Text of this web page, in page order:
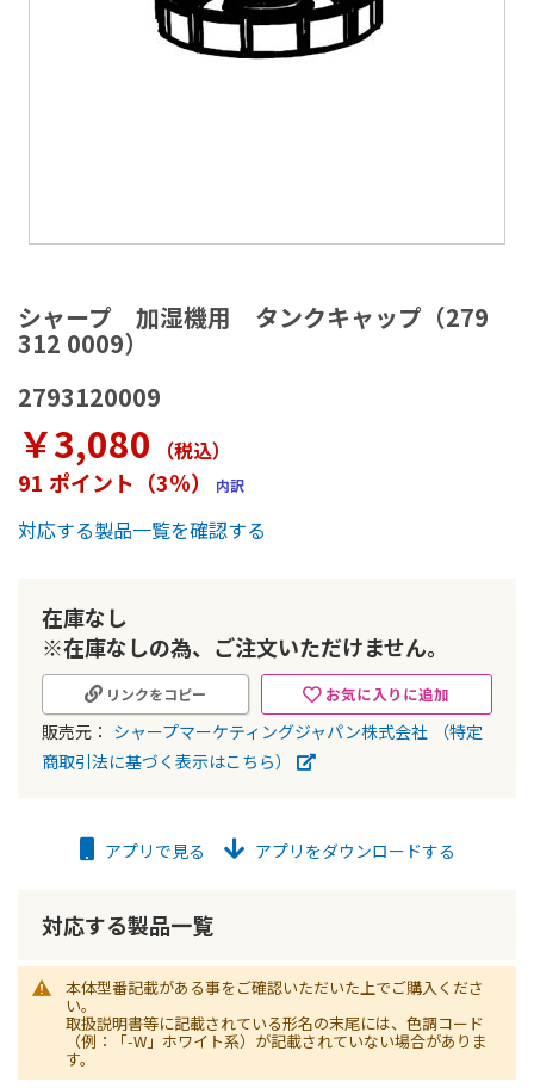
シャープ 加湿機用 タンクキャップ（279
312 0009）
2793120009
￥3,080 （税込）
91 ポイント（3％） 内訳
対応する製品一覧を確認する
在庫なし
※在庫なしの為、ご注文いただけません。
お気に入りに追加
リンクをコピー
販売元： シャープマーケティングジャパン株式会社
（特定
商取引法に基づく表示はこちら）
メ
ー
ジ
ャ
リ
ー
の
最
初
動
アプリで見る アプリをダウンロードする
対応する製品一覧
本体型番記載がある事をご確認いただいた上でご購入くださ
い。
取扱説明書等に記載されている形名の末尾には、色調コード
（例：「-W」ホワイト系）が記載されていない場合がありま
す。